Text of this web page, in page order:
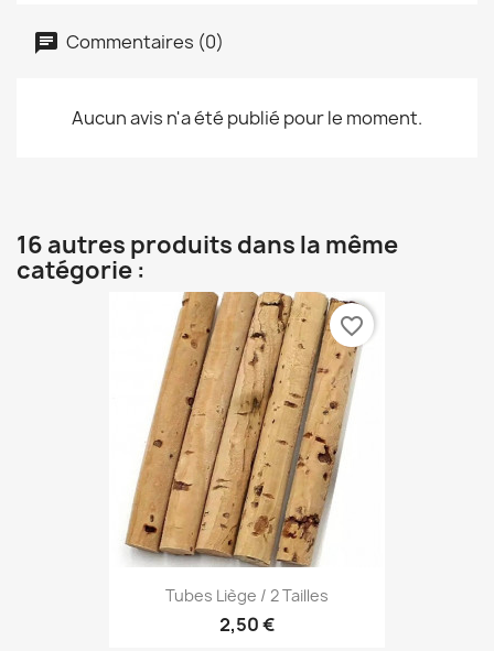
Commentaires (0)
Aucun avis n'a été publié pour le moment.
16 autres produits dans la même
catégorie :
Tubes Liège / 2 Tailles
2,50 €
favorite_border